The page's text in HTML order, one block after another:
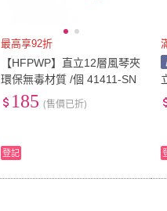
最高享92折
【HFPWP】直立12層風琴夾
環保無毒材質 /個 41411-SN
185 (售價已折)
登記